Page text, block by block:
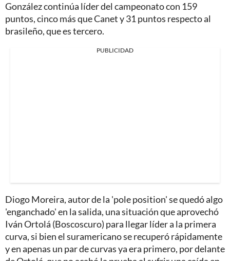
González continúa líder del campeonato con 159
puntos, cinco más que Canet y 31 puntos respecto al
brasileño, que es tercero.
PUBLICIDAD
Diogo Moreira, autor de la 'pole position' se quedó algo
'enganchado' en la salida, una situación que aprovechó
Iván Ortolá (Boscoscuro) para llegar líder a la primera
curva, si bien el suramericano se recuperó rápidamente
y en apenas un par de curvas ya era primero, por delante